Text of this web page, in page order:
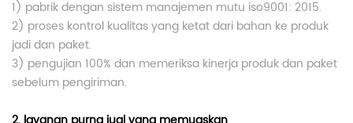
1) pabrik dengan sistem manajemen mutu iso9001: 2015.
2) proses kontrol kualitas yang ketat dari bahan ke produk
jadi dan paket.
3) pengujian 100% dan memeriksa kinerja produk dan paket
sebelum pengiriman.